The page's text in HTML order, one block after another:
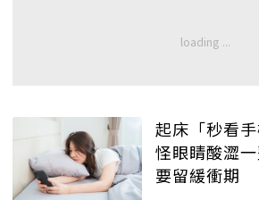
起床「秒看
怪眼睛酸澀
要留緩衝期